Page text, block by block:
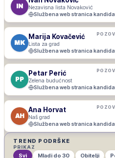
IN Nezavisna lista Novaković
Službena web stranica
MK
Marija Kovačević
Lista za grad
Službena web stranica
PP
Petar Perić
Zelena budućnost
Službena web stranica
AH
Ana Horvat
Naš grad
Službena web stranica
TREND PODRŠKE
PRIKAZ
Svi Mladi do 30 Obitelji